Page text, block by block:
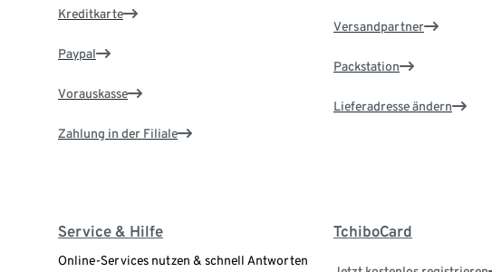
Kreditkarte
Paypal
Vorauskasse
Zahlung in der Filiale
Versandpartner
Packstation
Lieferadresse ändern
Service & Hilfe
Online-Services nutzen & schnell Antworten
TchiboCard